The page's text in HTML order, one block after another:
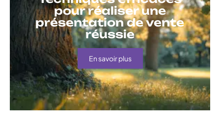
pour réaliser une
présentation de vente
réussie
En savoir plus